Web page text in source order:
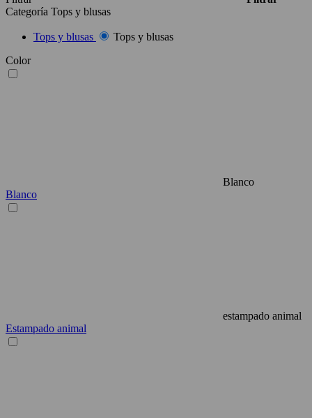
Categoría Tops y blusas
Tops y blusas
Tops y blusas
Color
Blanco
Blanco
estampado animal
Estampado animal